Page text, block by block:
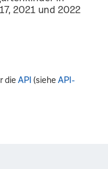
2021 und 2022
dieAPI (sieheAPI-